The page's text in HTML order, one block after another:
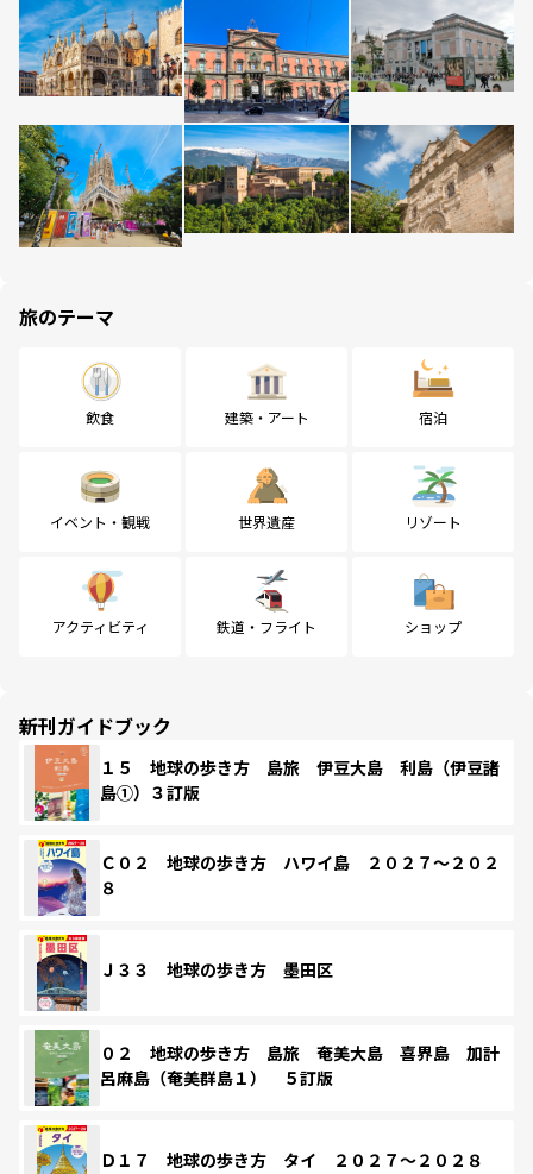
旅のテーマ
飲食 建築・アート 宿泊
イベント・観戦 世界遺産 リゾート
アクティビティ 鉄道・フライト ショップ
新刊ガイドブック
１５ 地球の歩き方 島旅 伊豆大島 利島（伊豆諸
島①）３訂版
Ｃ０２ 地球の歩き方 ハワイ島 ２０２７～２０２
８
Ｊ３３ 地球の歩き方 墨田区
０２ 地球の歩き方 島旅 奄美大島 喜界島 加計
呂麻島（奄美群島１） ５訂版
Ｄ１７ 地球の歩き方 タイ ２０２７～２０２８